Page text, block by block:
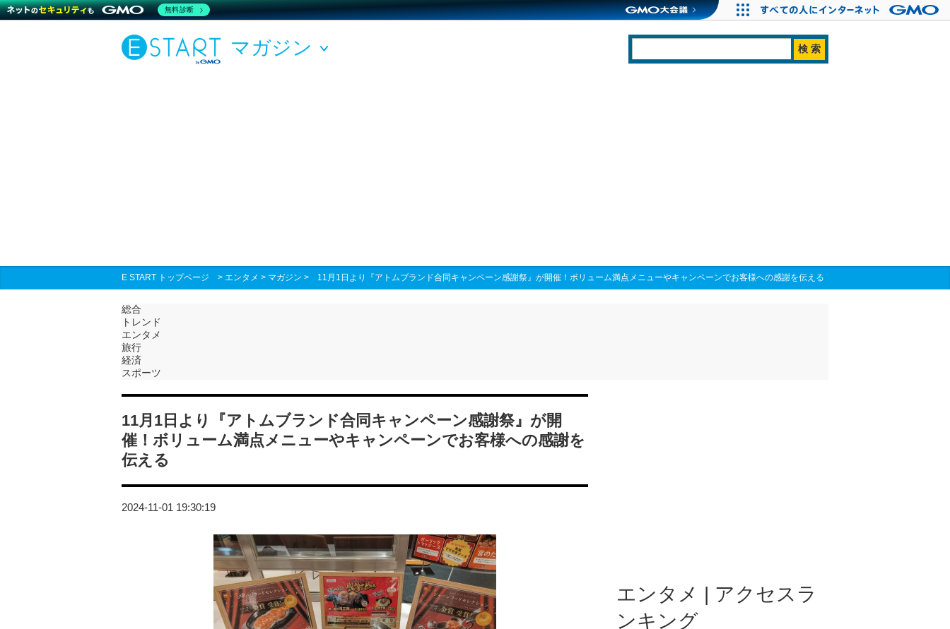
マガジン
E START トップページ > エンタメ > マガジン > 11月1日より『アトムブランド合同キャンペーン感謝祭』が開催！ボリューム満点メニューやキャンペーンでお客様への感謝を伝える
総合
トレンド
エンタメ
旅行
経済
スポーツ
11月1日より『アトムブランド合同キャンペーン感謝祭』が開
催！ボリューム満点メニューやキャンペーンでお客様への感謝を
伝える
2024-11-01 19:30:19
エンタメ | アクセスラ
ンキング
無料診断